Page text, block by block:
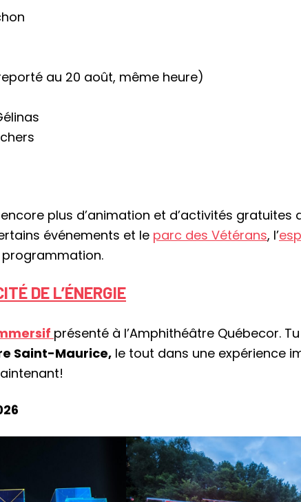
au 20 août, même heure)
plus d’animation et d’activités gratuites
événements et le parc des Vétérans, l’
DE L’ÉNERGIE
présenté à l’Amphithéâtre Québecor.
Saint-Maurice, le tout dans une expérience